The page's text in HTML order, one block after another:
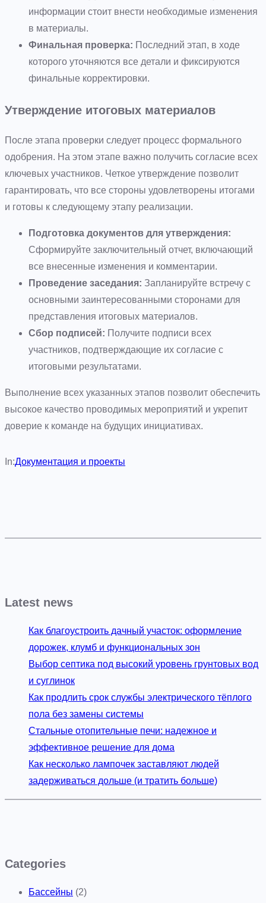
информации стоит внести необходимые изменения
в материалы.
Финальная проверка: Последний этап, в ходе
которого уточняются все детали и фиксируются
финальные корректировки.
Утверждение итоговых материалов
После этапа проверки следует процесс формального
одобрения. На этом этапе важно получить согласие всех
ключевых участников. Четкое утверждение позволит
гарантировать, что все стороны удовлетворены итогами
и готовы к следующему этапу реализации.
Подготовка документов для утверждения:
Сформируйте заключительный отчет, включающий
все внесенные изменения и комментарии.
Проведение заседания: Запланируйте встречу с
основными заинтересованными сторонами для
представления итоговых материалов.
Сбор подписей: Получите подписи всех
участников, подтверждающие их согласие с
итоговыми результатами.
Выполнение всех указанных этапов позволит обеспечить
высокое качество проводимых мероприятий и укрепит
доверие к команде на будущих инициативах.
In:Документация и проекты
Latest news
Как благоустроить дачный участок: оформление
дорожек, клумб и функциональных зон
Выбор септика под высокий уровень грунтовых вод
и суглинок
Как продлить срок службы электрического тёплого
пола без замены системы
Стальные отопительные печи: надежное и
эффективное решение для дома
Как несколько лампочек заставляют людей
задерживаться дольше (и тратить больше)
Categories
Бассейны (2)